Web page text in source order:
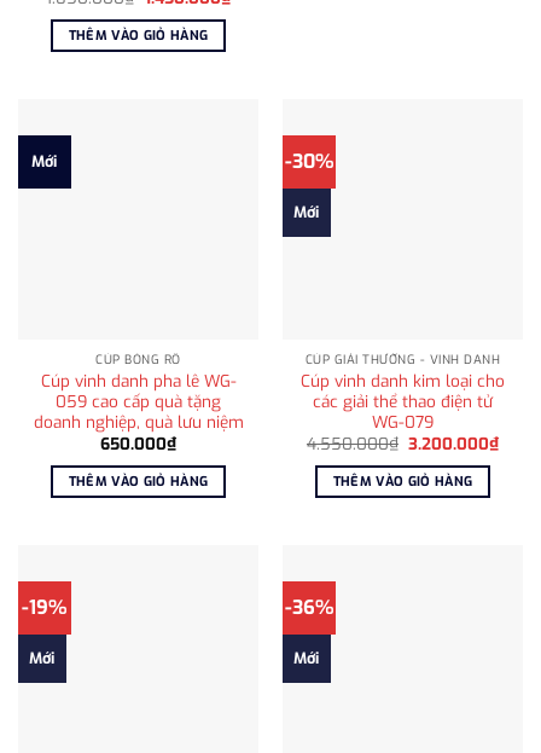
là:
1.850.000₫.
hiện
THÊM VÀO GIỎ HÀNG
Mới
CÚP BÓNG RỔ
Cúp vinh danh pha lê WG-
059 cao cấp quà tặng
doanh nghiệp, quà lưu niệm
650.000₫
THÊM VÀO GIỎ HÀNG
-30%
Mới
CÚP GIẢI THƯỞNG - VINH DANH
Cúp vinh danh kim loại cho
các giải thể thao điện tử
WG-079
4.550.000₫ Giá
là:
4.550.000₫.
3.200.000₫Giá
hiện
THÊM VÀO GIỎ HÀNG
-19%
Mới
-36%
Mới